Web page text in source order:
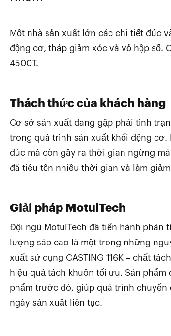
Một nhà sản xuất lớn các chi tiết đúc
động cơ, tháp giảm xóc và vỏ hộp số.
4500T.
Thách thức của khách hàng
Cơ sở sản xuất đang gặp phải tình
trong quá trình sản xuất khối động
đúc mà còn gây ra thời gian ngừng
đã tiêu tốn nhiều thời gian và làm
Giải pháp MotulTech
Đội ngũ MotulTech đã tiến hành phân
lượng sáp cao là một trong những
xuất sử dụng CASTING 116K – chất
hiệu quả tách khuôn tối ưu. Sản
phẩm trước đó, giúp quá trình chuyển
ngày sản xuất liên tục.